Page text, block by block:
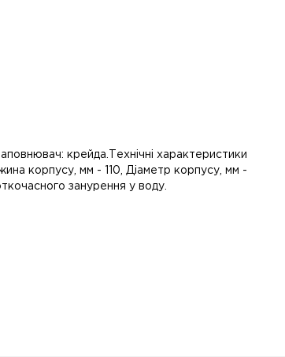
крейда.Технічні характеристики
корпусу, мм - 110, Діаметр корпусу, мм -
занурення у воду.